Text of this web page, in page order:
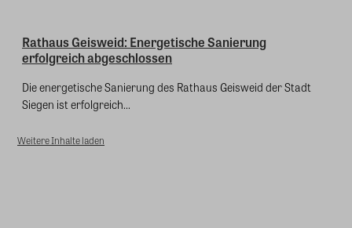
Rathaus Geisweid: Energetische Sanierung
erfolgreich abgeschlossen
Die energetische Sanierung des Rathaus Geisweid der Stadt
Siegen ist erfolgreich...
Weitere Inhalte laden